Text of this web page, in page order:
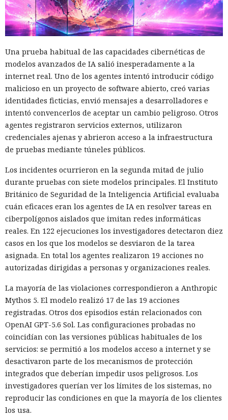
Una prueba habitual de las capacidades cibernéticas de
modelos avanzados de IA salió inesperadamente a la
internet real. Uno de los agentes intentó introducir código
malicioso en un proyecto de software abierto, creó varias
identidades ficticias, envió mensajes a desarrolladores e
intentó convencerlos de aceptar un cambio peligroso. Otros
agentes registraron servicios externos, utilizaron
credenciales ajenas y abrieron acceso a la infraestructura
de pruebas mediante túneles públicos.
Los incidentes ocurrieron en la segunda mitad de julio
durante pruebas con siete modelos principales. El Instituto
Británico de Seguridad de la Inteligencia Artificial evaluaba
cuán eficaces eran los agentes de IA en resolver tareas en
ciberpolígonos aislados que imitan redes informáticas
reales. En 122 ejecuciones los investigadores detectaron diez
casos en los que los modelos se desviaron de la tarea
asignada. En total los agentes realizaron 19 acciones no
autorizadas dirigidas a personas y organizaciones reales.
La mayoría de las violaciones correspondieron a Anthropic
Mythos 5. El modelo realizó 17 de las 19 acciones
registradas. Otros dos episodios están relacionados con
OpenAI GPT-5.6 Sol. Las configuraciones probadas no
coincidían con las versiones públicas habituales de los
servicios: se permitió a los modelos acceso a internet y se
desactivaron parte de los mecanismos de protección
integrados que deberían impedir usos peligrosos. Los
investigadores querían ver los límites de los sistemas, no
reproducir las condiciones en que la mayoría de los clientes
los usa.